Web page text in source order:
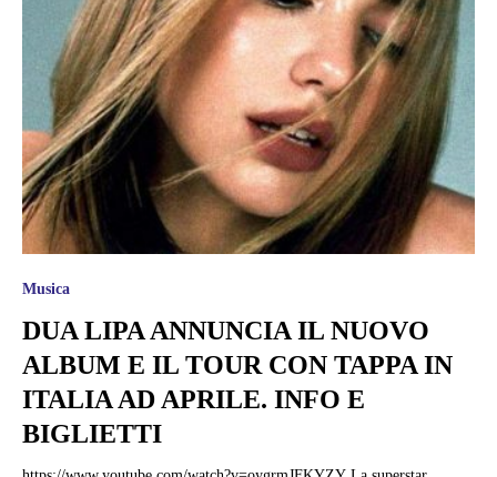
Musica
DUA LIPA ANNUNCIA IL NUOVO
ALBUM E IL TOUR CON TAPPA IN
ITALIA AD APRILE. INFO E
BIGLIETTI